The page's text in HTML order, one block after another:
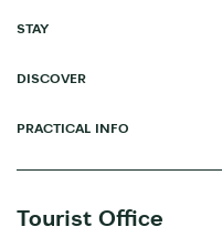
STAY
DISCOVER
PRACTICAL INFO
Tourist Office